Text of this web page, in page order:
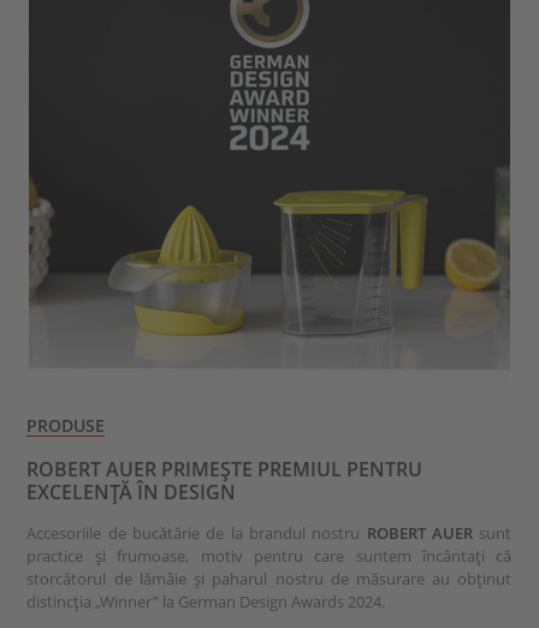
PRODUSE
ROBERT AUER PRIMEȘTE PREMIUL PENTRU
EXCELENȚĂ ÎN DESIGN
Accesoriile de bucătărie de la brandul nostru ROBERT AUER sunt
practice și frumoase, motiv pentru care suntem încântați că
storcătorul de lămâie și paharul nostru de măsurare au obținut
distincția „Winner” la German Design Awards 2024.